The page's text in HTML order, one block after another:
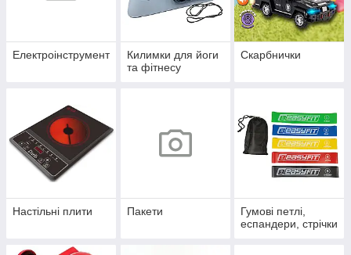
Електроінструмент
Килимки для йоги
та фітнесу
Скарбнички
Настільні плити Пакети
Гумові петлі,
еспандери, стрічки